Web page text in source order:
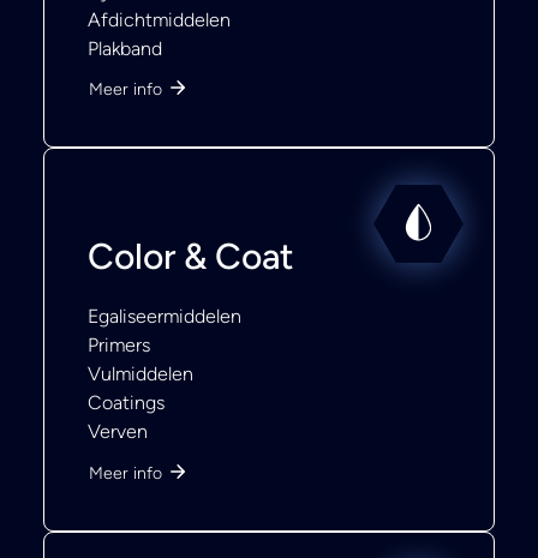
Afdichtmiddelen
Plakband
Meer info
Color & Coat
Egaliseermiddelen
Primers
Vulmiddelen
Coatings
Verven
Meer info